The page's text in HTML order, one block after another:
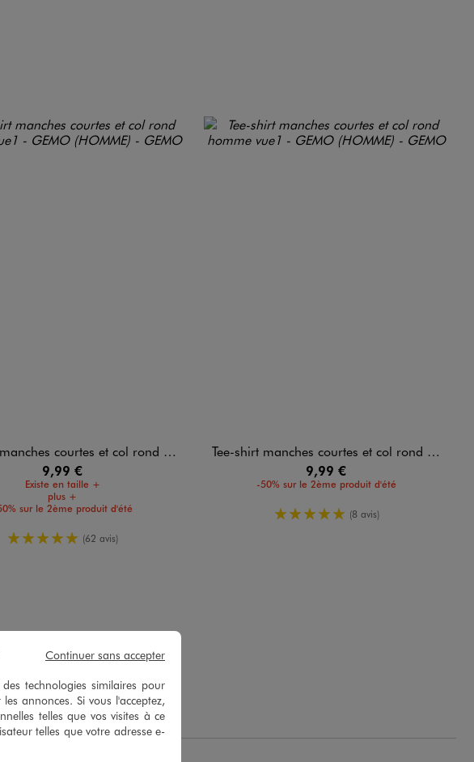
courtes et col rond homme
9,99 €
Existe en taille +
plus +
sur le 2ème produit d'été
5/5 de moyenne
(62 avis)
Tee-shirt manches courtes et col rond homme
9,99 €
-50% sur le 2ème produit d'été
5/5 de moyenne
(8 avis)
06/2026 parDéborah B.
technologies similaires pour
annonces. Si vous l'acceptez,
telles que vos visites à ce
telles que votre adresse e-
Continuer sans accepter